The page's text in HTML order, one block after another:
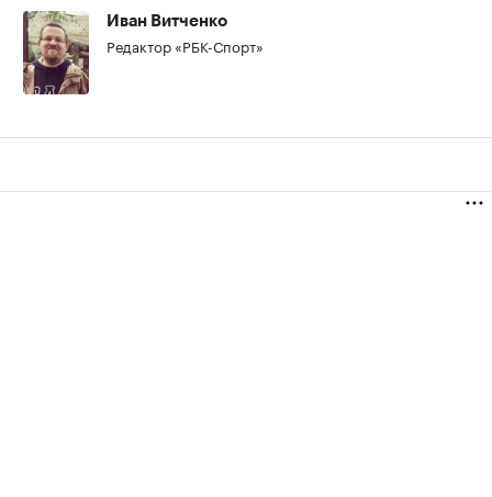
Иван Витченко
Редактор «РБК-Спорт»